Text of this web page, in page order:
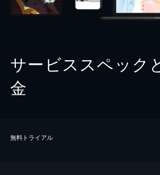
サービススペック
金
無料トライアル